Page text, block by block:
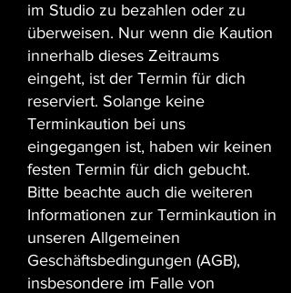
im Studio zu bezahlen oder zu
überweisen. Nur wenn die Kaution
innerhalb dieses Zeitraums
eingeht, ist der Termin für dich
reserviert. Solange keine
Terminkaution bei uns
eingegangen ist, haben wir keinen
festen Termin für dich gebucht.
Bitte beachte auch die weiteren
Informationen zur Terminkaution in
unseren Allgemeinen
Geschäftsbedingungen (AGB),
insbesondere im Falle von